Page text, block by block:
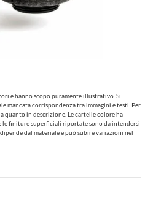
e hanno scopo puramente illustrativo. Si
mancata corrispondenza tra immagini e testi. Per
in descrizione. Le cartelle colore ha
finiture superficiali riportate sono da intendersi
dal materiale e può subire variazioni nel